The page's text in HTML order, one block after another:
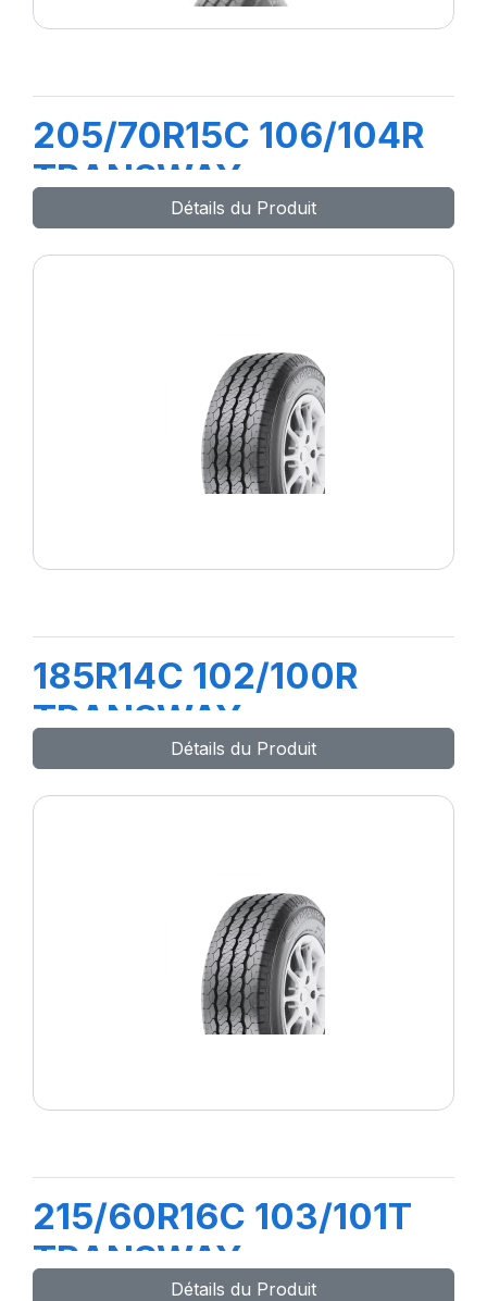
205/70R15C 106/104R
TRANSWAY
Détails du Produit
185R14C 102/100R
TRANSWAY
Détails du Produit
215/60R16C 103/101T
TRANSWAY
Détails du Produit